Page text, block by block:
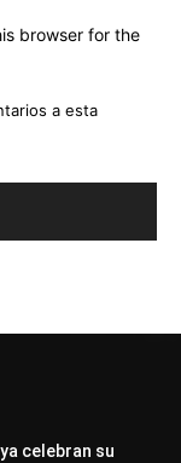
browser for the
a esta
celebran su